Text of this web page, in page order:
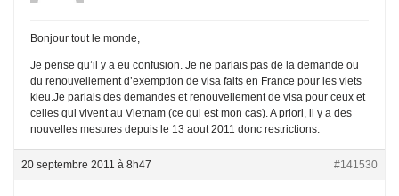
Bonjour tout le monde,
Je pense qu’il y a eu confusion. Je ne parlais pas de la demande ou
du renouvellement d’exemption de visa faits en France pour les viets
kieu.Je parlais des demandes et renouvellement de visa pour ceux et
celles qui vivent au Vietnam (ce qui est mon cas). A priori, il y a des
nouvelles mesures depuis le 13 aout 2011 donc restrictions.
20 septembre 2011 à 8h47 #141530